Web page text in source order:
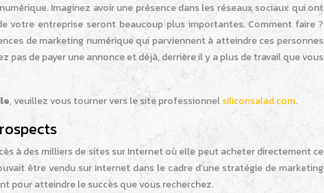
Imaginez avoir une présence dans les réseaux sociaux qui ont
votre entreprise seront beaucoup plus importantes. Comment faire ?
de marketing numérique qui parviennent à atteindre ces personnes
pas de payer une annonce et déjà, derrière il y a plus de travail que vous
, veuillez vous tourner vers le site professionnelsiliconsalad.com.
à des milliers de sites sur Internet où elle peut acheter directement ce
être vendu sur Internet dans le cadre d’une stratégie de marketing
pour atteindre le succès que vous recherchez.